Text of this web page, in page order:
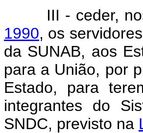
III - ceder,
1990, os
da SUNAB, aos
para a União, por
Estado, para
integrantes do
SNDC, previsto na